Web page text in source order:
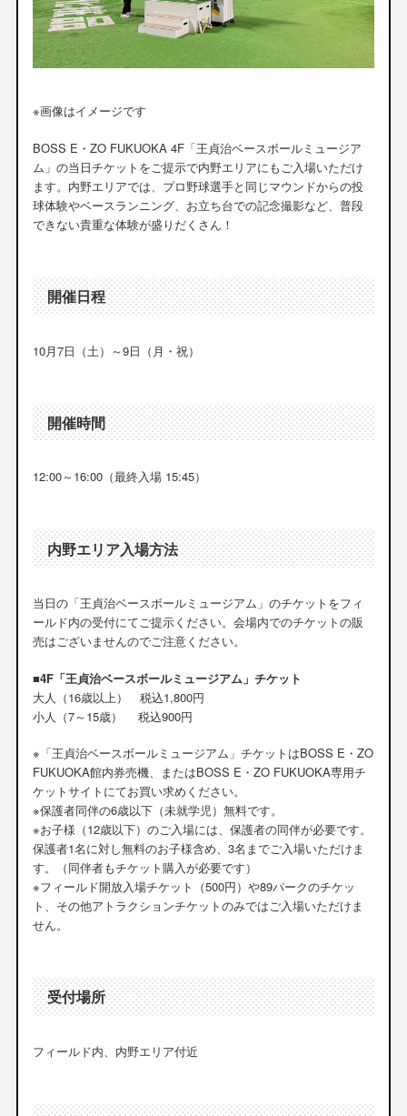
※画像はイメージです
BOSS E・ZO FUKUOKA 4F「王貞治ベースボールミュージア
ム」の当日チケットをご提示で内野エリアにもご入場いただけ
ます。内野エリアでは、プロ野球選手と同じマウンドからの投
球体験やベースランニング、お立ち台での記念撮影など、普段
できない貴重な体験が盛りだくさん！
開催日程
10月7日（土）～9日（月・祝）
開催時間
12:00～16:00（最終入場 15:45）
内野エリア入場方法
当日の「王貞治ベースボールミュージアム」のチケットをフィ
ールド内の受付にてご提示ください。会場内でのチケットの販
売はございませんのでご注意ください。
■4F「王貞治ベースボールミュージアム」チケット
大人（16歳以上） 税込1,800円
小人（7～15歳） 税込900円
※「王貞治ベースボールミュージアム」チケットはBOSS E・ZO
FUKUOKA館内券売機、またはBOSS E・ZO FUKUOKA専用チ
ケットサイトにてお買い求めください。
※保護者同伴の6歳以下（未就学児）無料です。
※お子様（12歳以下）のご入場には、保護者の同伴が必要です。
保護者1名に対し無料のお子様含め、3名までご入場いただけま
す。（同伴者もチケット購入が必要です）
※フィールド開放入場チケット（500円）や89パークのチケッ
ト、その他アトラクションチケットのみではご入場いただけま
せん。
受付場所
フィールド内、内野エリア付近